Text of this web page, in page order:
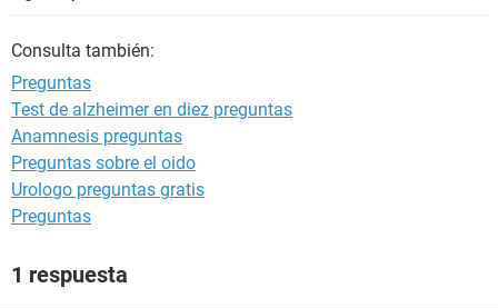
Consulta también:
Preguntas
Test de alzheimer en diez preguntas
Anamnesis preguntas
Preguntas sobre el oido
Urologo preguntas gratis
Preguntas
1 respuesta